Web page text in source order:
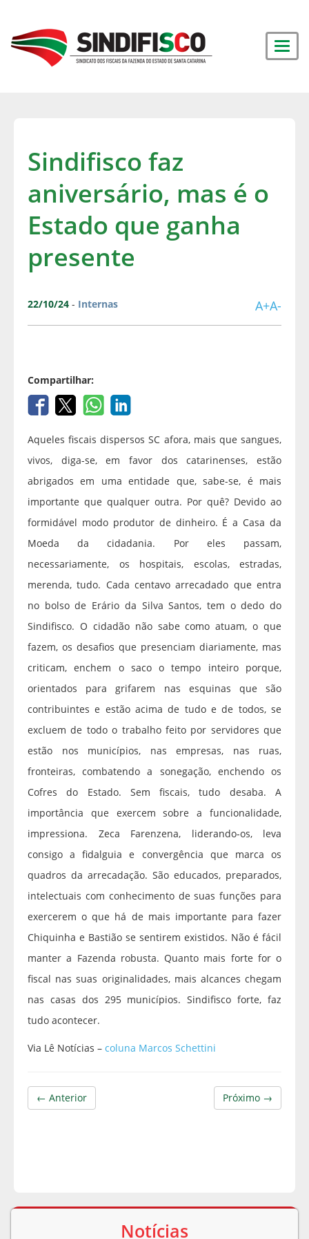
Sindifisco faz
aniversário, mas é o
Estado que ganha
presente
22/10/24 - Internas A+A-
Compartilhar:
Aqueles fiscais dispersos SC afora, mais que sangues,
vivos, diga-se, em favor dos catarinenses, estão
abrigados em uma entidade que, sabe-se, é mais
importante que qualquer outra. Por quê? Devido ao
formidável modo produtor de dinheiro. É a Casa da
Moeda da cidadania. Por eles passam,
necessariamente, os hospitais, escolas, estradas,
merenda, tudo. Cada centavo arrecadado que entra
no bolso de Erário da Silva Santos, tem o dedo do
Sindifisco. O cidadão não sabe como atuam, o que
fazem, os desafios que presenciam diariamente, mas
criticam, enchem o saco o tempo inteiro porque,
orientados para grifarem nas esquinas que são
contribuintes e estão acima de tudo e de todos, se
excluem de todo o trabalho feito por servidores que
estão nos municípios, nas empresas, nas ruas,
fronteiras, combatendo a sonegação, enchendo os
Cofres do Estado. Sem fiscais, tudo desaba. A
importância que exercem sobre a funcionalidade,
impressiona. Zeca Farenzena, liderando-os, leva
consigo a fidalguia e convergência que marca os
quadros da arrecadação. São educados, preparados,
intelectuais com conhecimento de suas funções para
exercerem o que há de mais importante para fazer
Chiquinha e Bastião se sentirem existidos. Não é fácil
manter a Fazenda robusta. Quanto mais forte for o
fiscal nas suas originalidades, mais alcances chegam
nas casas dos 295 municípios. Sindifisco forte, faz
tudo acontecer.
Via Lê Notícias – coluna Marcos Schettini
Próximo →
← Anterior
Notícias